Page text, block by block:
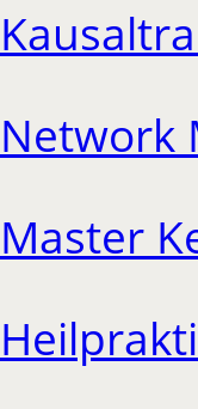
Network
Master